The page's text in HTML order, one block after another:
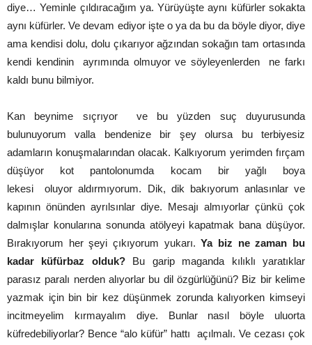
diye… Yeminle çıldıracağım ya. Yürüyüşte aynı küfürler sokakta
aynı küfürler. Ve devam ediyor işte o ya da bu da böyle diyor, diye
ama kendisi dolu, dolu çıkarıyor ağzından sokağın tam ortasında
kendi kendinin ayrımında olmuyor ve söyleyenlerden ne farkı
kaldı bunu bilmiyor.
Kan beynime sıçrıyor ve bu yüzden suç duyurusunda
bulunuyorum valla bendenize bir şey olursa bu terbiyesiz
adamların konuşmalarından olacak. Kalkıyorum yerimden fırçam
düşüyor kot pantolonumda kocam bir yağlı boya
lekesi oluyor aldırmıyorum. Dik, dik bakıyorum anlasınlar ve
kapının önünden ayrılsınlar diye. Mesajı almıyorlar çünkü çok
dalmışlar konularına sonunda atölyeyi kapatmak bana düşüyor.
Bırakıyorum her şeyi çıkıyorum yukarı.Ya biz ne zaman bu
kadar küfürbaz olduk?Bu garip maganda kılıklı yaratıklar
parasız paralı nerden alıyorlar bu dil özgürlüğünü? Biz bir kelime
yazmak için bin bir kez düşünmek zorunda kalıyorken kimseyi
incitmeyelim kırmayalım diye. Bunlar nasıl böyle uluorta
küfredebiliyorlar? Bence “alo küfür” hattı açılmalı. Ve cezası çok